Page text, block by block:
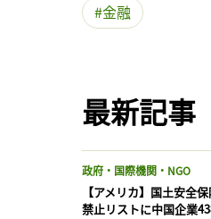
金融
最新記事
政府・国際機関・NGO
【アメリカ】国土安全
禁止リストに中国企業